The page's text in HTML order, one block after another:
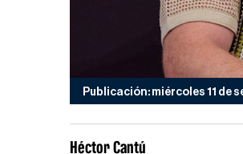
Publicación: miércoles 11 de
Héctor Cantú